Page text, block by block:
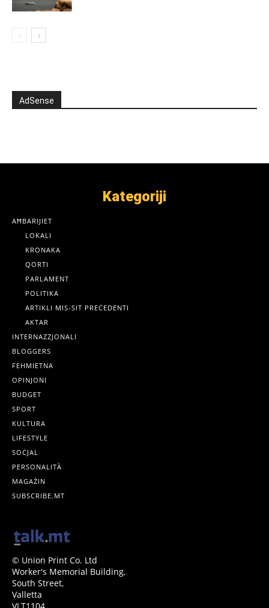
AdSense
Kategoriji
AĦBARIJIET
LOKALI
KRONAKA
QORTI
PARLAMENT
POLITIKA
ARTIKLI MIS-SIT PREĊEDENTI
AKTAR
INTERNAZZJONALI
BLOGGERS
FEHMIETNA
OPINJONI
BUDGET
SPORT
KULTURA
LIFESTYLE
SOĊJAL
PERSONALITÀ
MAGAŻIN
SUBSCRIBE.MT
© Union Print Co. Ltd
Worker's Memorial Building,
South Street,
Valletta